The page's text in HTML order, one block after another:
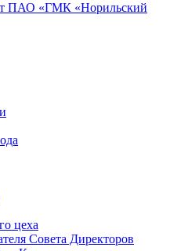
ПАО «ГМК «Норильский
цеха
Совета Директоров